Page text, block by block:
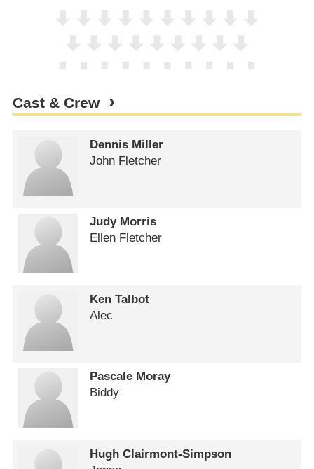
Cast & Crew
Dennis Miller
John Fletcher
Judy Morris
Ellen Fletcher
Ken Talbot
Alec
Pascale Moray
Biddy
Hugh Clairmont-Simpson